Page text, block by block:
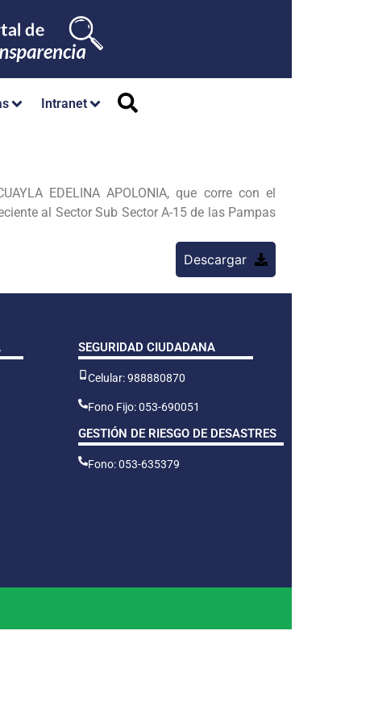
Intranet
EDELINA APOLONIA, que corre con el
al Sector Sub Sector A-15 de las Pampas
Descargar
SEGURIDAD CIUDADANA
Celular: 988880870
Fono Fijo: 053-690051
GESTIÓN DE RIESGO DE DESASTRES
Fono: 053-635379